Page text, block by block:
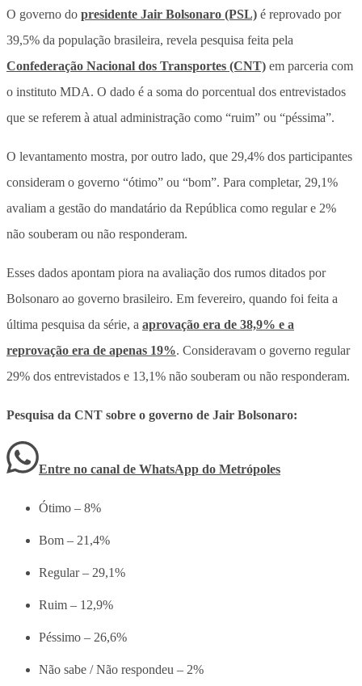
O governo do presidente Jair Bolsonaro (PSL) é reprovado por
39,5% da população brasileira, revela pesquisa feita pela
Confederação Nacional dos Transportes (CNT) em parceria com
o instituto MDA. O dado é a soma do porcentual dos entrevistados
que se referem à atual administração como “ruim” ou “péssima”.
O levantamento mostra, por outro lado, que 29,4% dos participantes
consideram o governo “ótimo” ou “bom”. Para completar, 29,1%
avaliam a gestão do mandatário da República como regular e 2%
não souberam ou não responderam.
Esses dados apontam piora na avaliação dos rumos ditados por
Bolsonaro ao governo brasileiro. Em fevereiro, quando foi feita a
última pesquisa da série, a aprovação era de 38,9% e a
reprovação era de apenas 19%. Consideravam o governo regular
29% dos entrevistados e 13,1% não souberam ou não responderam.
Pesquisa da CNT sobre o governo de Jair Bolsonaro:
Entre no canal de WhatsApp do Metrópoles
Ótimo – 8%
Bom – 21,4%
Regular – 29,1%
Ruim – 12,9%
Péssimo – 26,6%
Não sabe / Não respondeu – 2%